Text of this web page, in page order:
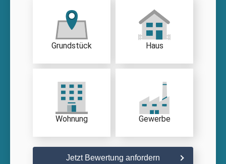
Grundstück Haus
Wohnung Gewerbe
Jetzt Bewertung anfordern